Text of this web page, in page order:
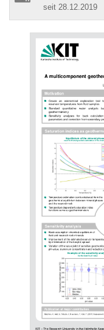
seit 28.12.2019